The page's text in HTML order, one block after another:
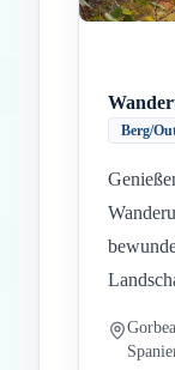
Berg/